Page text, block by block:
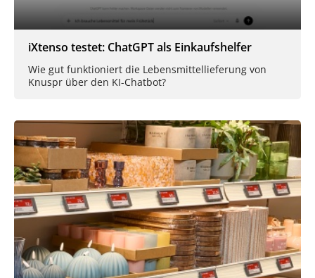
iXtenso testet: ChatGPT als Einkaufshelfer
Wie gut funktioniert die Lebensmittellieferung von
Knuspr über den KI-Chatbot?